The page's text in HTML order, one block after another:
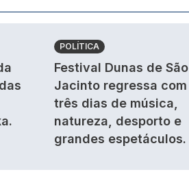
POLÍTICA
Festival Dunas de São
Jacinto regressa com
três dias de música,
natureza, desporto e
grandes espetáculos.